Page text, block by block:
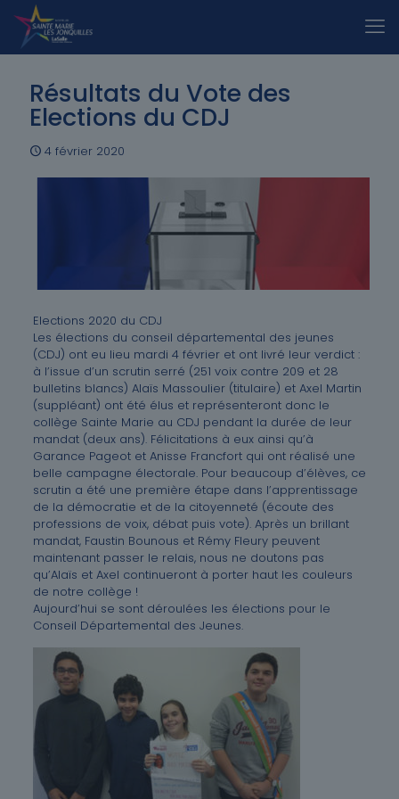
Résultats du Vote des
Elections du CDJ
4 février 2020
Elections 2020 du CDJ
Les élections du conseil départemental des jeunes
(CDJ) ont eu lieu mardi 4 février et ont livré leur verdict :
à l’issue d’un scrutin serré (251 voix contre 209 et 28
bulletins blancs) Alaïs Massoulier (titulaire) et Axel Martin
(suppléant) ont été élus et représenteront donc le
collège Sainte Marie au CDJ pendant la durée de leur
mandat (deux ans). Félicitations à eux ainsi qu’à
Garance Pageot et Anisse Francfort qui ont réalisé une
belle campagne électorale. Pour beaucoup d’élèves, ce
scrutin a été une première étape dans l’apprentissage
de la démocratie et de la citoyenneté (écoute des
professions de voix, débat puis vote). Après un brillant
mandat, Faustin Bounous et Rémy Fleury peuvent
maintenant passer le relais, nous ne doutons pas
qu’Alaïs et Axel continueront à porter haut les couleurs
de notre collège !
Aujourd’hui se sont déroulées les élections pour le
Conseil Départemental des Jeunes.